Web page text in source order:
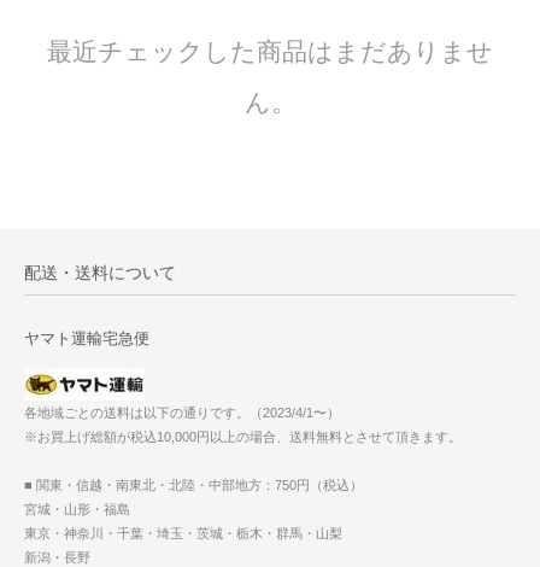
最近チェックした商品はまだありませ
ん。
配送・送料について
ヤマト運輸宅急便
各地域ごとの送料は以下の通りです。（2023/4/1〜）
※お買上げ総額が税込10,000円以上の場合、送料無料とさせて頂きます。
■ 関東・信越・南東北・北陸・中部地方：750円（税込）
宮城・山形・福島
東京・神奈川・千葉・埼玉・茨城・栃木・群馬・山梨
新潟・長野